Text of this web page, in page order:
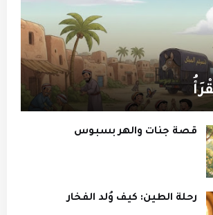
قصة جنات والهر بسبوس
رحلة الطين: كيف وُلد الفخار